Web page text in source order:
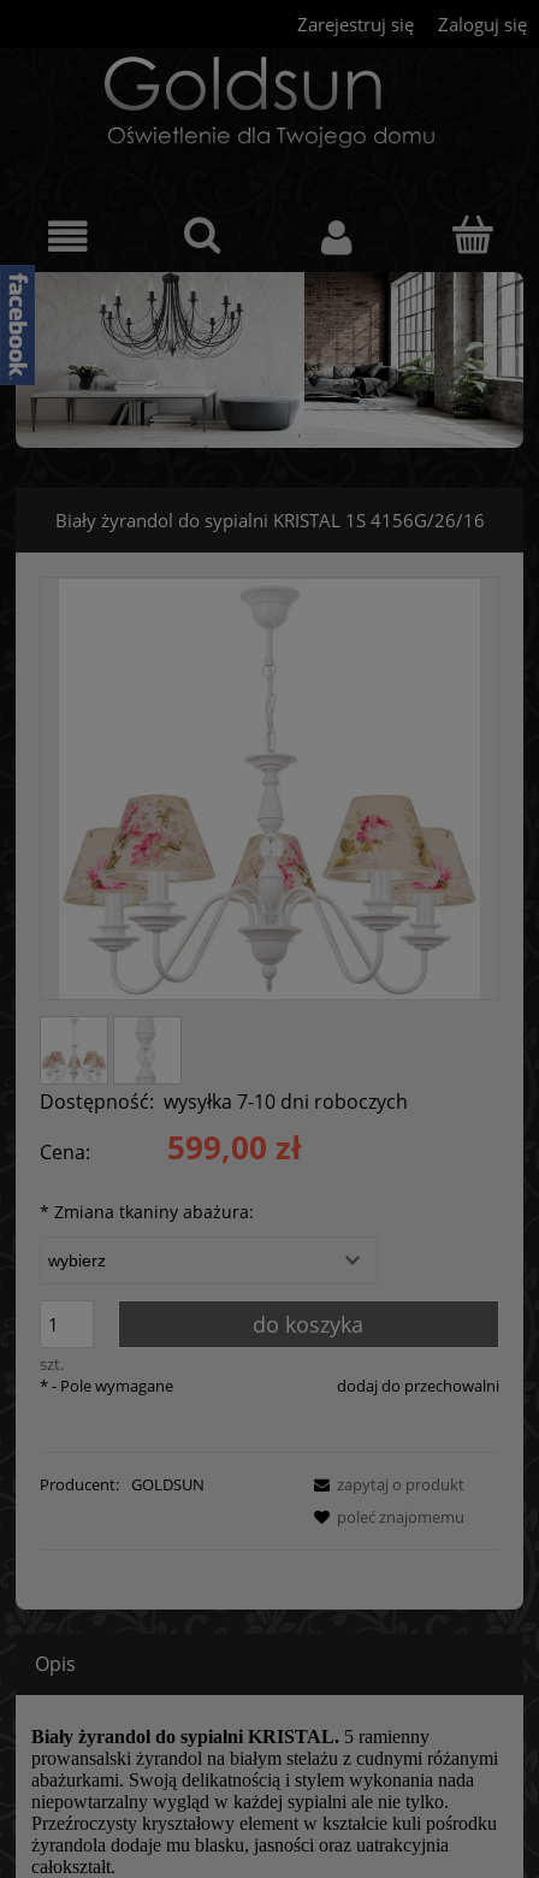
Zarejestruj się Zaloguj się
Biały żyrandol do sypialni KRISTAL 1S 4156G/26/16
Dostępność: wysyłka 7-10 dni roboczych
Cena:
599,00 zł
* Zmiana tkaniny abażura:
szt.
do koszyka
dodaj do przechowalni
*- Pole wymagane
Producent: GOLDSUN
zapytaj o produkt
poleć znajomemu
Opis
Biały żyrandol do sypialni KRISTAL. 5 ramienny
prowansalski żyrandol na białym stelażu z cudnymi różanymi
abażurkami. Swoją delikatnością i stylem wykonania nada
niepowtarzalny wygląd w każdej sypialni ale nie tylko.
Przeźroczysty kryształowy element w kształcie kuli pośrodku
żyrandola dodaje mu blasku, jasności oraz uatrakcyjnia
całokształt.